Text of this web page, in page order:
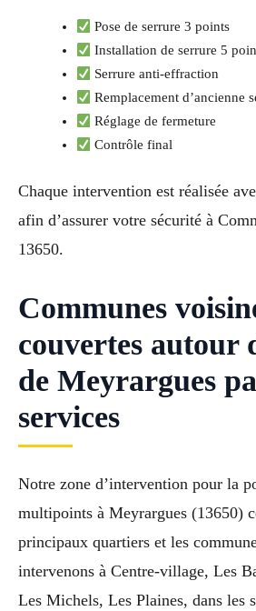
Pose de serrure 3 points
Installation de serrure 5
Serrure anti-effraction
Remplacement d’ancienne
Réglage de fermeture
Contrôle final
Chaque intervention est réalisée
afin d’assurer votre sécurité à
13650.
Communes
couvertes autour
de Meyrargues
services
Notre zone d’intervention pour la
multipoints à Meyrargues (13650)
principaux quartiers et les
intervenons à Centre-village, Les
Les Michels, Les Plaines, dans les